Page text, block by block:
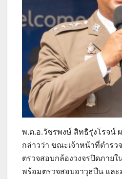
พ.ต.อ.วัชรพงษ์ สิทธิรุ่งโรจน์
กล่าวว่า ขณะเจ้าหน้าที่ตำรว
ตรวจสอบกล้องวงจรปิดภาย
พร้อมตรวจสอบอาวุธปืน และ